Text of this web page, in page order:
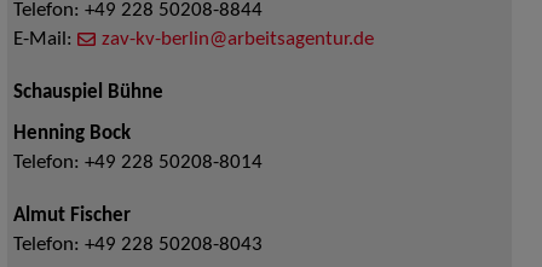
Telefon: +49 228 50208-8844
E-Mail:
zav-kv-berlin@arbeitsagentur.de
Schauspiel Bühne
Henning Bock
Telefon: +49 228 50208-8014
Almut Fischer
Telefon: +49 228 50208-8043